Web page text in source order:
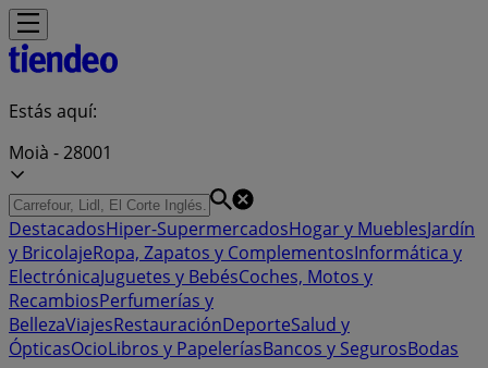
Estás aquí:
Moià - 28001
DestacadosHiper-SupermercadosHogar y MueblesJardín
y BricolajeRopa, Zapatos y ComplementosInformática y
ElectrónicaJuguetes y BebésCoches, Motos y
RecambiosPerfumerías y
BellezaViajesRestauraciónDeporteSalud y
ÓpticasOcioLibros y PapeleríasBancos y SegurosBodas